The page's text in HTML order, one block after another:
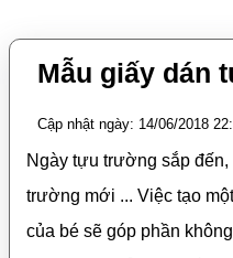
Mẫu giấy dán
Cập nhật ngày: 14/06/2018
Ngày tựu trường sắp
trường mới ... Việc tạo
của bé sẽ góp phần